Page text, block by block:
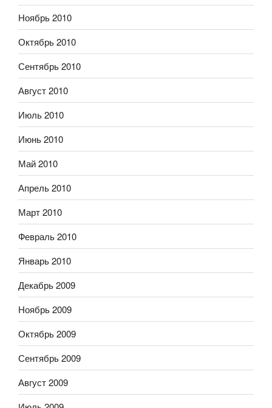
Ноябрь 2010
Октябрь 2010
Сентябрь 2010
Август 2010
Июль 2010
Июнь 2010
Май 2010
Апрель 2010
Март 2010
Февраль 2010
Январь 2010
Декабрь 2009
Ноябрь 2009
Октябрь 2009
Сентябрь 2009
Август 2009